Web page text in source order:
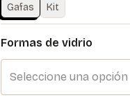
Gafas Kit
Formas de vidrio
Seleccione una opción